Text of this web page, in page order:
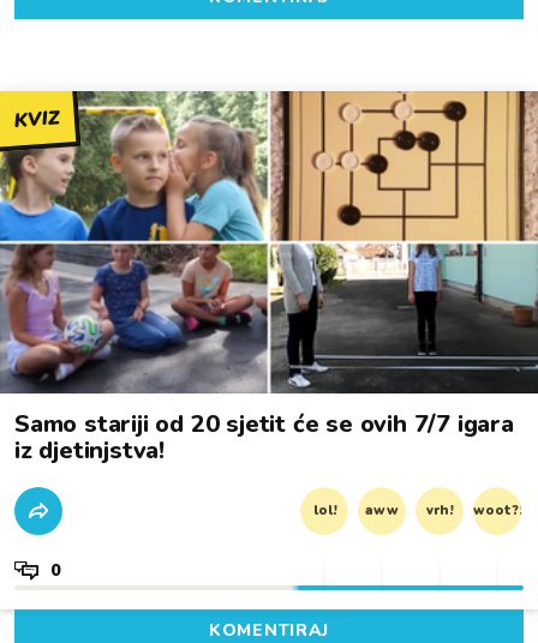
KVIZ
Samo stariji od 20 sjetit će se ovih 7/7 igara
iz djetinjstva!
lol! aww vrh! woot?!
0
KOMENTIRAJ